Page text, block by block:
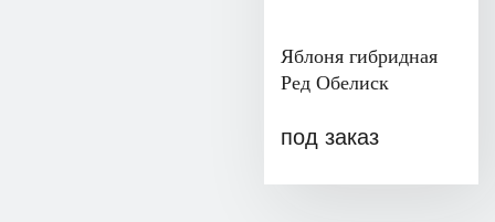
Яблоня гибридная
Ред Обелиск
под заказ